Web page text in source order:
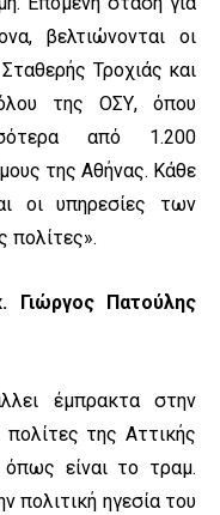
βελτιώνονται οι
Τροχιάς και
της ΟΣΥ, όπου
από 1.200
της Αθήνας. Κάθε
οι υπηρεσίες των
πολίτες».
Γιώργος Πατούλης
έμπρακτα στην
πολίτες της Αττικής
είναι το τραμ.
πολιτική ηγεσία του